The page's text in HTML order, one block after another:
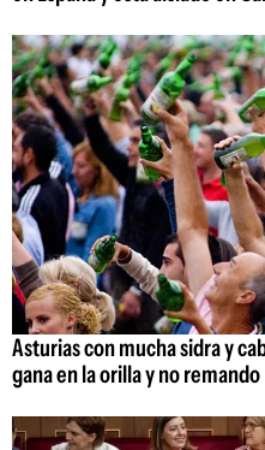
Asturias con mucha sidra y
gana en la orilla y no remando